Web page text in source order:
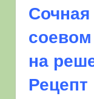
Сочная
соевом
на
Рецепт